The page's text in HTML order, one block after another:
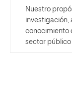
Nuestro
investigación,
conocimiento
sector público